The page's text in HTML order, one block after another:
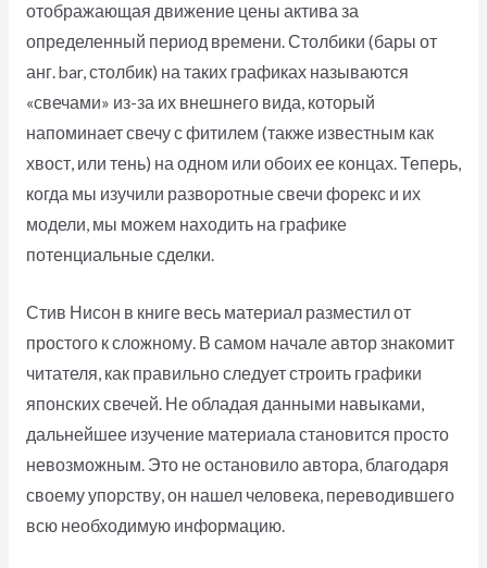
отображающая движение цены актива за
определенный период времени. Столбики (бары от
анг. bar, столбик) на таких графиках называются
«свечами» из-за их внешнего вида, который
напоминает свечу с фитилем (также известным как
хвост, или тень) на одном или обоих ее концах. Теперь,
когда мы изучили разворотные свечи форекс и их
модели, мы можем находить на графике
потенциальные сделки.
Стив Нисон в книге весь материал разместил от
простого к сложному. В самом начале автор знакомит
читателя, как правильно следует строить графики
японских свечей. Не обладая данными навыками,
дальнейшее изучение материала становится просто
невозможным. Это не остановило автора, благодаря
своему упорству, он нашел человека, переводившего
всю необходимую информацию.